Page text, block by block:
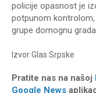
policije opasnost je
potpunom
grupe domognu
IzvorGlas Srpske
Pratite nas na našoj
Google News